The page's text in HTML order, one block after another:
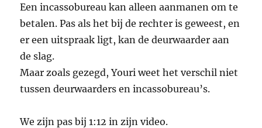
Een incassobureau kan alleen aanmanen om te
betalen. Pas als het bij de rechter is geweest, en
er een uitspraak ligt, kan de deurwaarder aan
de slag.
Maar zoals gezegd, Youri weet het verschil niet
tussen deurwaarders en incassobureau’s.
We zijn pas bij 1:12 in zijn video.